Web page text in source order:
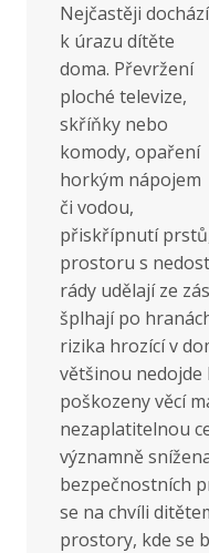
Nejčastěji dochází
k úrazu dítěte
doma. Převržení
ploché televize,
skříňky nebo
komody, opaření
horkým nápojem
či vodou,
přiskřípnutí
prostoru s
rády udělají ze
šplhají po
rizika hrozící v
většinou
poškozeny věcí
nezaplatitelnou
významně
bezpečnostních
se na chvíli
prostory, kde se